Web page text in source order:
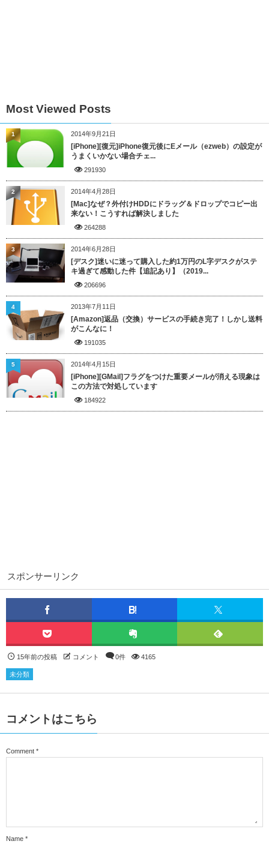
Most Viewed Posts
2014年9月21日
[iPhone][復元]iPhone復元後にEメール（ezweb）の設定が
うまくいかない場合チェ...
291930
1
2014年4月28日
[Mac]なぜ？外付けHDDにドラッグ＆ドロップでコピー出
来ない！こうすれば解決しました
264288
2
2014年6月28日
[デスク]迷いに迷って購入した約1万円のL字デスクがステ
キ過ぎて感動した件【追記あり】（2019...
206696
3
2013年7月11日
[Amazon]返品（交換）サービスの手続き完了！しかし送料
がこんなに！
191035
4
2014年4月15日
[iPhone][GMail]フラグをつけた重要メールが消える現象は
この方法で対処しています
184922
5
スポンサーリンク
15年前の投稿 コメント 0件 4165
未分類
コメントはこちら
Comment *
Name *